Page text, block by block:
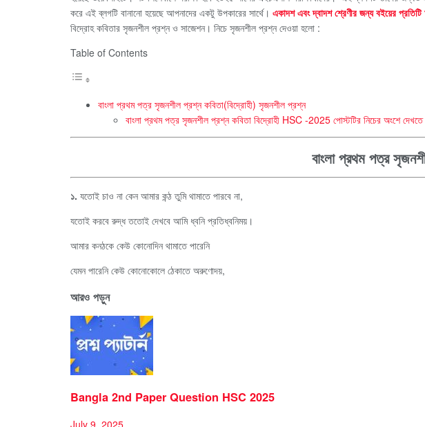
করে এই ব্লগটি বানানো হয়েছে আপনাদের একটু উপকারের সার্থে। একাদশ এবং দ্বাদশ শ্রেণীর জন্য বইয়ের প্রতিটি
বিদ্রোহ কবিতার সৃজনশীল প্রশ্ন ও সাজেশন। নিচে সৃজনশীল প্রশ্ন দেওয়া হলো :
Table of Contents
বাংলা প্রথম পত্র সৃজনশীল প্রশ্ন কবিতা(বিদ্রোহী) সৃজনশীল প্রশ্ন
বাংলা প্রথম পত্র সৃজনশীল প্রশ্ন কবিতা বিদ্রোহী HSC -2025 পোস্টটির নিচের অংশে
বাংলা প্রথম পত্র
১. যতোই চাও না কেন আমার কন্ঠ তুমি থামাতে পারবে না,
যতোই করবে রুদ্ধ ততোই দেখবে আমি ধ্বনি প্রতিধ্বনিময়।
আমার কনঠকে কেউ কোনোদিন থামাতে পারেনি
যেমন পারেনি কেউ কোনোকোলে ঠেকাতে অরুণোদয়,
আরও পড়ুন
Bangla 2nd Paper Question HSC 2025
July 9, 2025